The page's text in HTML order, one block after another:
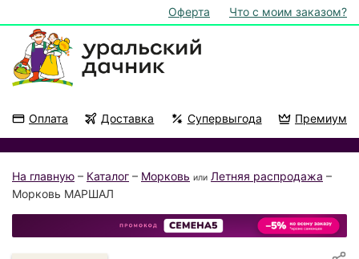
Оферта Что с моим заказом?
Оплата Доставка Супервыгода Премиум
На главную – Каталог – Морковь или Летняя распродажа –
Морковь МАРШАЛ